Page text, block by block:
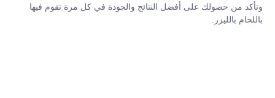
وتأكد من حصولك على أفضل النتائج والجودة في كل مرة تقوم فيها
باللحام بالليزر.